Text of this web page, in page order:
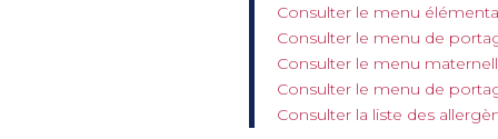
Consulter le menu
Consulter le menu de
Consulter le menu
Consulter le menu de
Consulter la liste des